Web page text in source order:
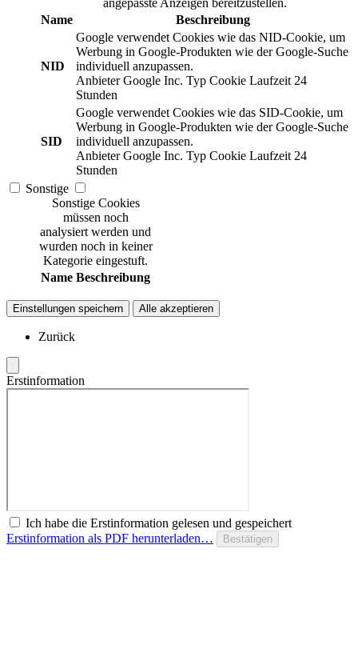
Name
Beschreibung
NID
Google verwendet Cookies wie das NID-Cookie, um
Werbung in Google-Produkten wie der Google-Suche
individuell anzupassen.
Anbieter Google Inc. Typ Cookie Laufzeit 24
Stunden
SID
Google verwendet Cookies wie das SID-Cookie, um
Werbung in Google-Produkten wie der Google-Suche
individuell anzupassen.
Anbieter Google Inc. Typ Cookie Laufzeit 24
Stunden
Sonstige
Sonstige Cookies
müssen noch
analysiert werden und
wurden noch in keiner
Kategorie eingestuft.
Name Beschreibung
Einstellungen speichern Alle akzeptieren
Zurück
Erstinformation
Ich habe die Erstinformation gelesen und gespeichert
Erstinformation als PDF herunterladen…
Bestätigen